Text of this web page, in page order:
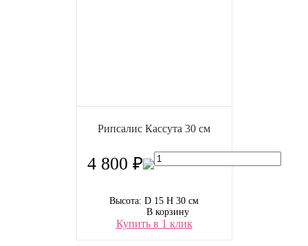
Рипсалис Кассута 30 см
4 800 ₽
Высота: D 15 H 30 см
В корзину
Купить в 1 клик